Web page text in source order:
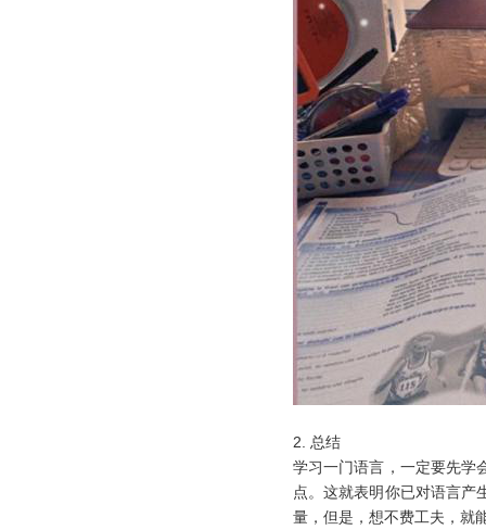
2. 总结
学习一门语言，一定要先学
点。这就表明你已对语言产
量，但是，想不费工夫，就